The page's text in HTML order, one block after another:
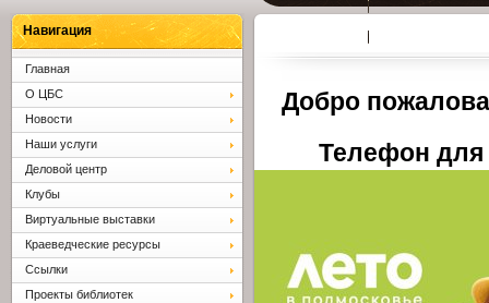
ЦБС.
Добро
Телефон для
Навигация
Главная
О ЦБС
Новости
Наши услуги
Деловой центр
Клубы
Виртуальные выставки
Краеведческие ресурсы
Ссылки
Проекты библиотек